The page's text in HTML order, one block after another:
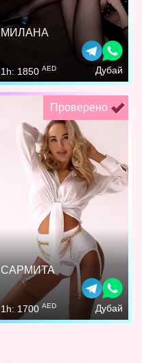
МИЛАНА
1h: 1850 AED Дубай
Проверено
САРМИТА
1h: 1700 AED Дубай